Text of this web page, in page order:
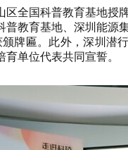
区全国科普教育基地授
普教育基地、深圳能源
牌匾。此外，深圳潜
单位代表共同宣誓。